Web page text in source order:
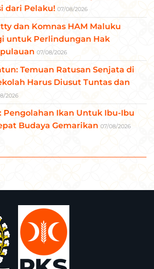
dari Pelaku! 07/08/2026
dan Komnas HAM Maluku
untuk Perlindungan Hak
07/08/2026
Temuan Ratusan Senjata di
Harus Diusut Tuntas dan
2026
Pengolahan Ikan Untuk Ibu-Ibu
Budaya Gemarikan 07/08/2026